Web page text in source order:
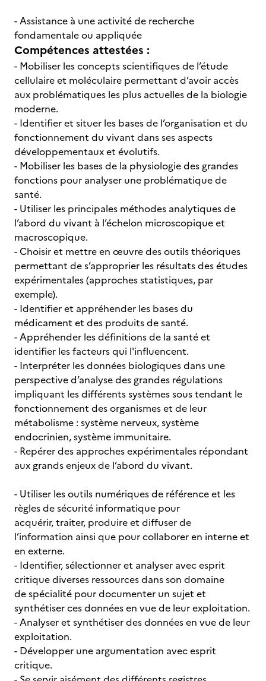
- Assistance à une activité de recherche
fondamentale ou appliquée
Compétences attestées :
- Mobiliser les concepts scientifiques de l’étude
cellulaire et moléculaire permettant d’avoir accès
aux problématiques les plus actuelles de la biologie
moderne.
- Identifier et situer les bases de l’organisation et du
fonctionnement du vivant dans ses aspects
développementaux et évolutifs.
- Mobiliser les bases de la physiologie des grandes
fonctions pour analyser une problématique de
santé.
- Utiliser les principales méthodes analytiques de
l’abord du vivant à l’échelon microscopique et
macroscopique.
- Choisir et mettre en œuvre des outils théoriques
permettant de s’approprier les résultats des études
expérimentales (approches statistiques, par
exemple).
- Identifier et appréhender les bases du
médicament et des produits de santé.
- Appréhender les définitions de la santé et
identifier les facteurs qui l'influencent.
- Interpréter les données biologiques dans une
perspective d’analyse des grandes régulations
impliquant les différents systèmes sous tendant le
fonctionnement des organismes et de leur
métabolisme : système nerveux, système
endocrinien, système immunitaire.
- Repérer des approches expérimentales répondant
aux grands enjeux de l’abord du vivant.
- Utiliser les outils numériques de référence et les
règles de sécurité informatique pour
acquérir, traiter, produire et diffuser de
l’information ainsi que pour collaborer en interne et
en externe.
- Identifier, sélectionner et analyser avec esprit
critique diverses ressources dans son domaine
de spécialité pour documenter un sujet et
synthétiser ces données en vue de leur exploitation.
- Analyser et synthétiser des données en vue de leur
exploitation.
- Développer une argumentation avec esprit
critique.